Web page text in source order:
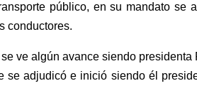
público, en su mandato se
conductores.
ve algún avance siendo
adjudicó e inició siendo él